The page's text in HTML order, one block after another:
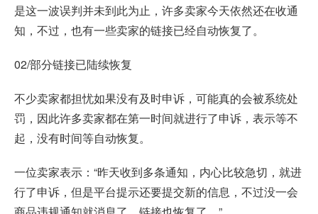
是这一波误判并未到此为止，许多卖家今天依然还在收通
知，不过，也有一些卖家的链接已经自动恢复了。
02/部分链接已陆续恢复
不少卖家都担忧如果没有及时申诉，可能真的会被系统处
罚，因此许多卖家都在第一时间就进行了申诉，表示等不
起，没有时间等自动恢复。
一位卖家表示：“昨天收到多条通知，内心比较急切，就进
行了申诉，但是平台提示还要提交新的信息，不过没一会